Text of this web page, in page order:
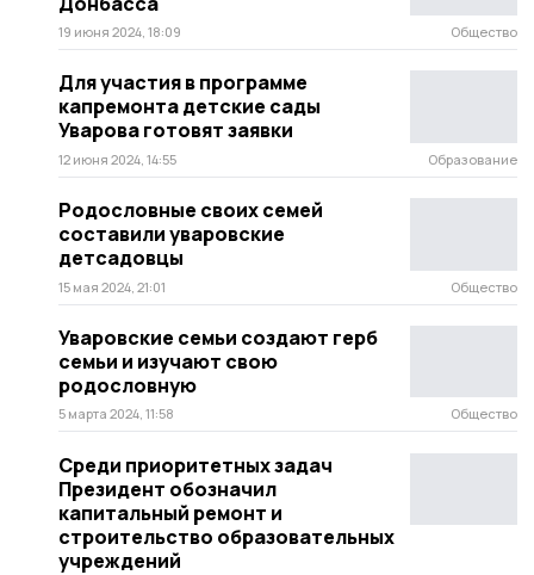
19 июня 2024, 18:09 Общество
Для участия в программе
капремонта детские сады
Уварова готовят заявки
12 июня 2024, 14:55 Образование
Родословные своих семей
составили уваровские
детсадовцы
15 мая 2024, 21:01 Общество
Уваровские семьи создают герб
семьи и изучают свою
родословную
5 марта 2024, 11:58 Общество
Среди приоритетных задач
Президент обозначил
капитальный ремонт и
строительство образовательных
учреждений